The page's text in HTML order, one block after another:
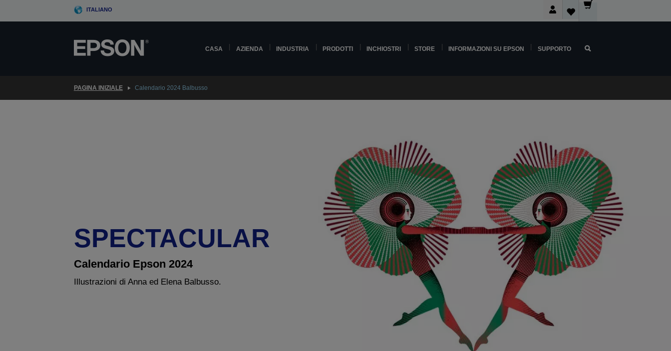
ITALIANO
CASA AZIENDA INDUSTRIA PRODOTTI INCHIOSTRI STORE INFORMAZIONI SU EPSON SUPPORTO
PAGINA INIZIALE Calendario 2024 Balbusso
SPECTACULAR
Calendario Epson 2024
Illustrazioni di Anna ed Elena Balbusso.